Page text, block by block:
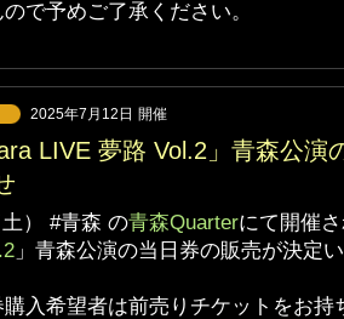
ので予めご了承ください。
2025年7月12日 開催
LIVE 夢路 Vol.2」青森公演
） #青森 の青森Quarterにて開催
」青森公演の当日券の販売が決定
購入希望者は前売りチケットをお持